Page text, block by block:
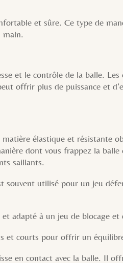
et sûre. Ce type de
main.
et le contrôle de la balle. Les
offrir plus de puissance et
élastique et résistante
dont vous frappez la
saillants.
souvent utilisé pour un jeu
adapté à un jeu de blocage et
et courts pour offrir un
en contact avec la balle. Il